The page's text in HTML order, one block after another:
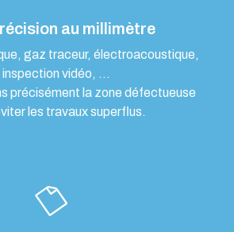
au millimètre
gaz traceur, électroacoustique,
inspection vidéo, …
précisément la zone défectueuse
les travaux superflus.